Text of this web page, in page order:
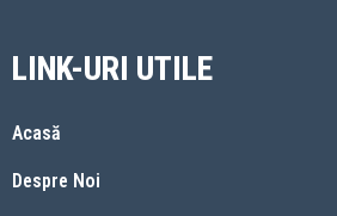
LINK-URI UTILE
Acasă
Despre Noi